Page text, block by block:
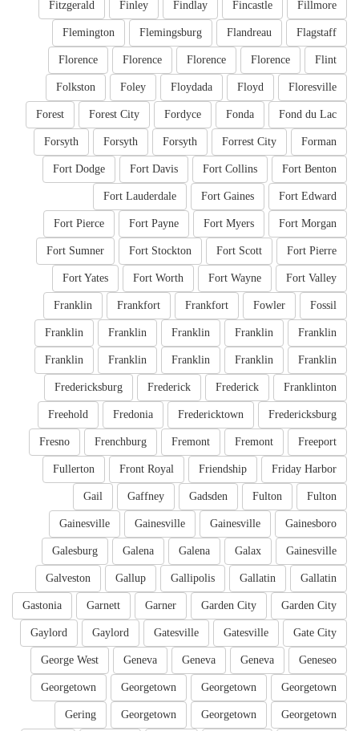
Fillmore
Fincastle
Findlay
Finley
Fitzgerald
Flagstaff
Flandreau
Flemingsburg
Flemington
Flint
Florence
Florence
Florence
Florence
Floresville
Floyd
Floydada
Foley
Folkston
Fond du Lac
Fonda
Fordyce
Forest City
Forest
Forman
Forrest City
Forsyth
Forsyth
Forsyth
Fort Benton
Fort Collins
Fort Davis
Fort Dodge
Fort Edward
Fort Gaines
Fort Lauderdale
Fort Morgan
Fort Myers
Fort Payne
Fort Pierce
Fort Pierre
Fort Scott
Fort Stockton
Fort Sumner
Fort Valley
Fort Wayne
Fort Worth
Fort Yates
Fossil
Fowler
Frankfort
Frankfort
Franklin
Franklin
Franklin
Franklin
Franklin
Franklin
Franklin
Franklin
Franklin
Franklin
Franklin
Franklinton
Frederick
Frederick
Fredericksburg
Fredericksburg
Fredericktown
Fredonia
Freehold
Freeport
Fremont
Fremont
Frenchburg
Fresno
Friday Harbor
Friendship
Front Royal
Fullerton
Fulton
Fulton
Gadsden
Gaffney
Gail
Gainesboro
Gainesville
Gainesville
Gainesville
Gainesville
Galax
Galena
Galena
Galesburg
Gallatin
Gallatin
Gallipolis
Gallup
Galveston
Garden City
Garden City
Garner
Garnett
Gastonia
Gate City
Gatesville
Gatesville
Gaylord
Gaylord
Geneseo
Geneva
Geneva
Geneva
George West
Georgetown
Georgetown
Georgetown
Georgetown
Georgetown
Georgetown
Georgetown
Gering